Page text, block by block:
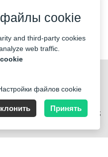
Sibel ap No 161 Kat 2 Daire 3
cookie
and third-party cookies
web traffic.
файлов cookie
Принять